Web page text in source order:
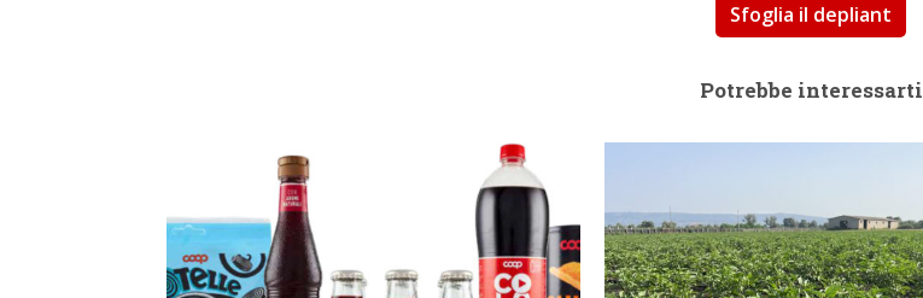
Sfoglia il depliant
Potrebbe interessarti